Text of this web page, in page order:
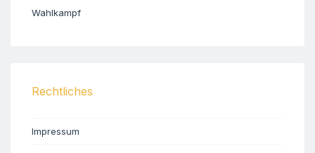
Wahlkampf
Rechtliches
Impressum